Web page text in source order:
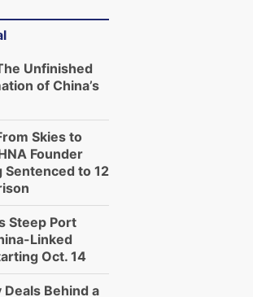
Unfinished
of China’s
Skies to
Founder
Sentenced to 12
Steep Port
Linked
Oct. 14
Deals Behind a